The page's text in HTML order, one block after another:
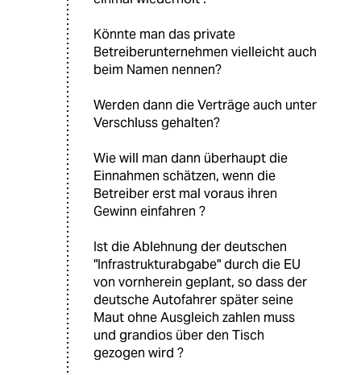
Könnte man das private
Betreiberunternehmen vielleicht auch
beim Namen nennen?
Werden dann die Verträge auch unter
Verschluss gehalten?
Wie will man dann überhaupt die
Einnahmen schätzen, wenn die
Betreiber erst mal voraus ihren
Gewinn einfahren ?
Ist die Ablehnung der deutschen
"Infrastrukturabgabe" durch die EU
von vornherein geplant, so dass der
deutsche Autofahrer später seine
Maut ohne Ausgleich zahlen muss
und grandios über den Tisch
gezogen wird ?